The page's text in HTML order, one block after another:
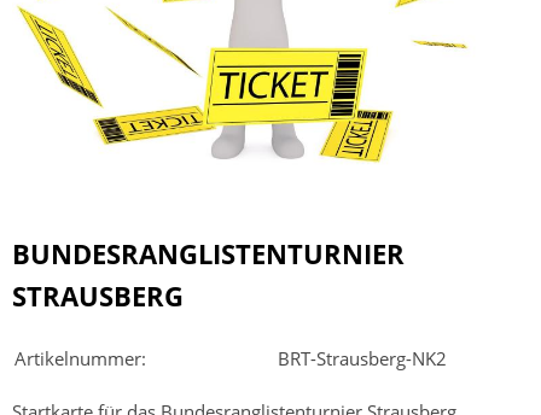
BUNDESRANGLISTENTURNIER
STRAUSBERG
Artikelnummer: BRT-Strausberg-NK2